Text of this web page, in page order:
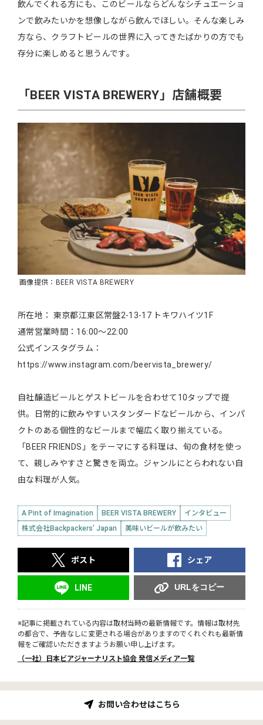
飲んでくれる方にも、このビールならどんなシチュエーショ
ンで飲みたいかを想像しながら飲んでほしい。そんな楽しみ
方なら、クラフトビールの世界に入ってきたばかりの方でも
存分に楽しめると思うんです。
「BEER VISTA BREWERY」店舗概要
画像提供：BEER VISTA BREWERY
所在地： 東京都江東区常盤2-13-17 トキワハイツ1F
通常営業時間：16:00〜22:00
公式インスタグラム：
https://www.instagram.com/beervista_brewery/
自社醸造ビールとゲストビールを合わせて10タップで提
供。日常的に飲みやすいスタンダードなビールから、インパ
クトのある個性的なビールまで幅広く取り揃えている。
「BEER FRIENDS」をテーマにする料理は、旬の食材を使っ
て、親しみやすさと驚きを両立。ジャンルにとらわれない自
由な料理が人気。
A Pint of Imagination BEER VISTA BREWERY
インタビュー
株式会社Backpackers’ Japan
美味いビールが飲みたい
ポスト シェア
LINE URLをコピー
※記事に掲載されている内容は取材当時の最新情報です。情報は取材先
の都合で、予告なしに変更される場合がありますのでくれぐれも最新情
報をご確認いただきますようお願い申し上げます。
（一社）日本ビアジャーナリスト協会 発信メディア一覧
お問い合わせはこちら